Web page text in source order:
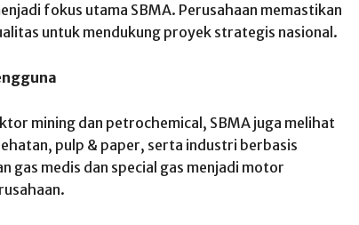
fokus utama SBMA. Perusahaan memastikan
untuk mendukung proyek strategis nasional.
mining dan petrochemical, SBMA juga melihat
pulp & paper, serta industri berbasis
gas medis dan special gas menjadi motor